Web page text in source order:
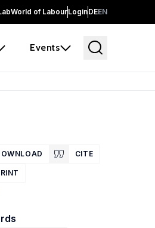
World of LabourLoginDEEN
Events
CITE